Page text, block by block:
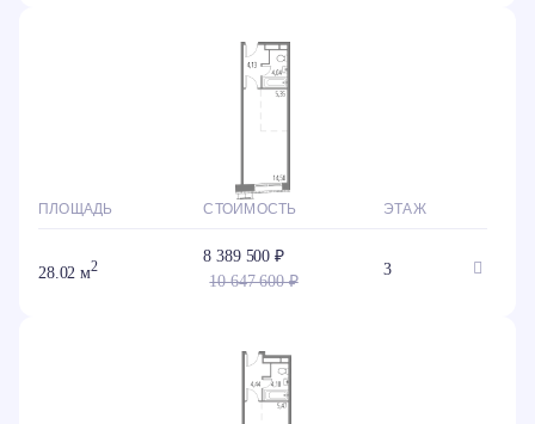
ПЛОЩАДЬ СТОИМОСТЬ ЭТАЖ
28.02 м2
8 389 500 ₽
10 647 600 ₽
3